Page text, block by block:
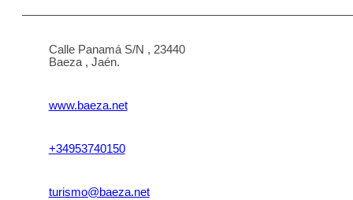
Calle Panamá S/N , 23440
Baeza , Jaén.
www.baeza.net
+34953740150
turismo@baeza.net